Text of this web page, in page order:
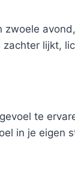
lijkt,
te
in je